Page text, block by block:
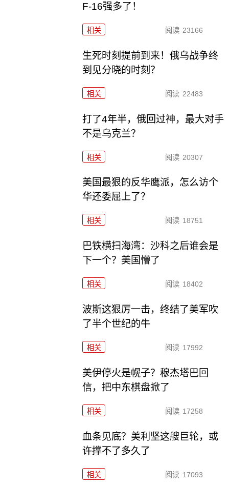
F-16强多了！
相关 阅读 23166
生死时刻提前到来！俄乌战争终
到见分晓的时刻？
相关 阅读 22483
打了4年半，俄回过神，最大对手
不是乌克兰？
相关 阅读 20307
美国最狠的反华鹰派，怎么访个
华还委屈上了？
相关 阅读 18751
巴铁横扫海湾：沙科之后谁会是
下一个？美国懵了
相关 阅读 18402
波斯这狠厉一击，终结了美军吹
了半个世纪的牛
相关 阅读 17992
美伊停火是幌子？穆杰塔巴回
信，把中东棋盘掀了
相关 阅读 17258
血条见底？美利坚这艘巨轮，或
许撑不了多久了
相关 阅读 17093